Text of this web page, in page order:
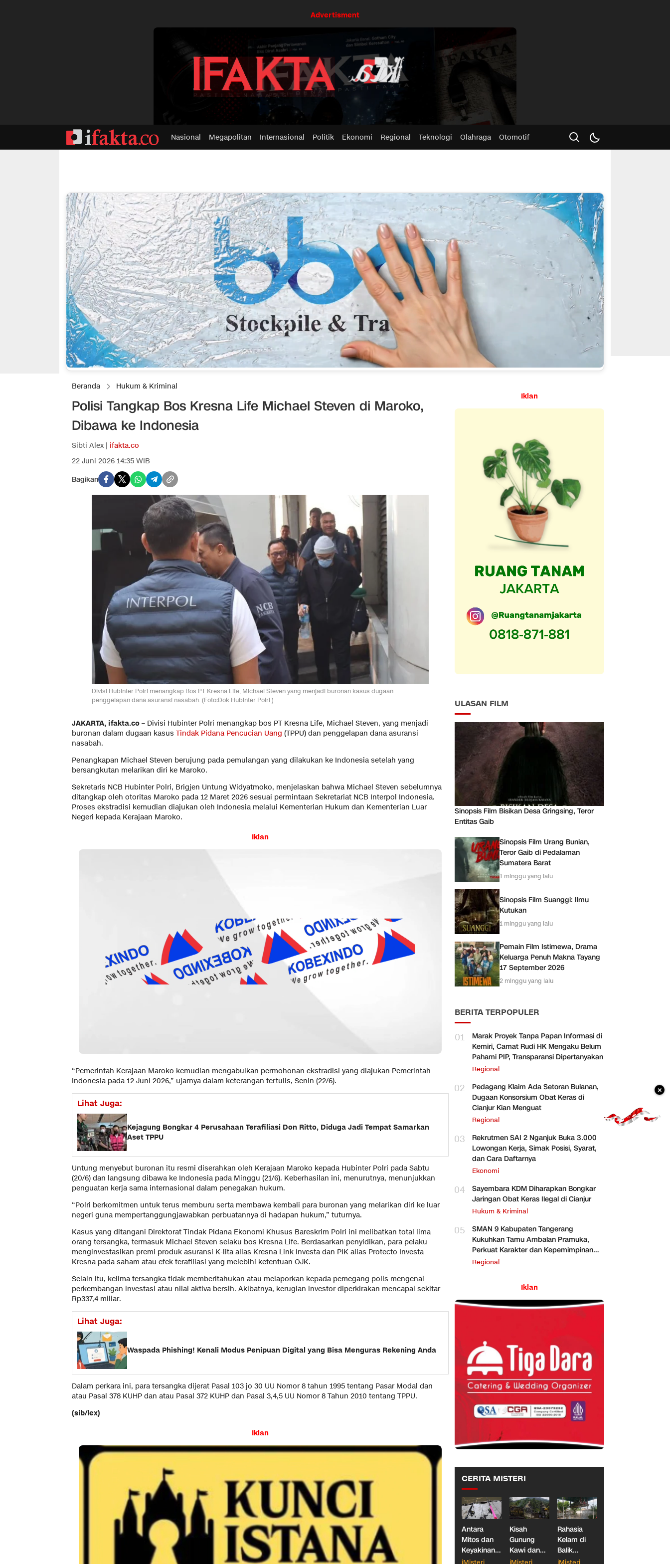
Advertisment
Nasional Megapolitan Internasional Politik Ekonomi Regional Teknologi Olahraga Otomotif
Beranda Hukum & Kriminal
Polisi Tangkap Bos Kresna Life Michael Steven di Maroko,
Dibawa ke Indonesia
Sibti Alex | ifakta.co
22 Juni 2026 14:35 WIB
Bagikan
Divisi Hubinter Polri menangkap Bos PT Kresna Life, Michael Steven yang menjadi buronan kasus dugaan
penggelapan dana asuransi nasabah. (Foto:Dok Hubinter Polri )
JAKARTA, ifakta.co – Divisi Hubinter Polri menangkap bos PT Kresna Life, Michael Steven, yang menjadi
buronan dalam dugaan kasus Tindak Pidana Pencucian Uang (TPPU) dan penggelapan dana asuransi
nasabah.
Penangkapan Michael Steven berujung pada pemulangan yang dilakukan ke Indonesia setelah yang
bersangkutan melarikan diri ke Maroko.
Sekretaris NCB Hubinter Polri, Brigjen Untung Widyatmoko, menjelaskan bahwa Michael Steven sebelumnya
ditangkap oleh otoritas Maroko pada 12 Maret 2026 sesuai permintaan Sekretariat NCB Interpol Indonesia.
Proses ekstradisi kemudian diajukan oleh Indonesia melalui Kementerian Hukum dan Kementerian Luar
Negeri kepada Kerajaan Maroko.
Iklan
“Pemerintah Kerajaan Maroko kemudian mengabulkan permohonan ekstradisi yang diajukan Pemerintah
Indonesia pada 12 Juni 2026,” ujarnya dalam keterangan tertulis, Senin (22/6).
Lihat Juga:
Kejagung Bongkar 4 Perusahaan Terafiliasi Don Ritto, Diduga Jadi Tempat Samarkan
Aset TPPU
Untung menyebut buronan itu resmi diserahkan oleh Kerajaan Maroko kepada Hubinter Polri pada Sabtu
(20/6) dan langsung dibawa ke Indonesia pada Minggu (21/6). Keberhasilan ini, menurutnya, menunjukkan
penguatan kerja sama internasional dalam penegakan hukum.
“Polri berkomitmen untuk terus memburu serta membawa kembali para buronan yang melarikan diri ke luar
negeri guna mempertanggungjawabkan perbuatannya di hadapan hukum,” tuturnya.
Kasus yang ditangani Direktorat Tindak Pidana Ekonomi Khusus Bareskrim Polri ini melibatkan total lima
orang tersangka, termasuk Michael Steven selaku bos Kresna Life. Berdasarkan penyidikan, para pelaku
menginvestasikan premi produk asuransi K-lita alias Kresna Link Investa dan PIK alias Protecto Investa
Kresna pada saham atau efek terafiliasi yang melebihi ketentuan OJK.
Selain itu, kelima tersangka tidak memberitahukan atau melaporkan kepada pemegang polis mengenai
perkembangan investasi atau nilai aktiva bersih. Akibatnya, kerugian investor diperkirakan mencapai sekitar
Rp337,4 miliar.
Lihat Juga:
Waspada Phishing! Kenali Modus Penipuan Digital yang Bisa Menguras Rekening Anda
Dalam perkara ini, para tersangka dijerat Pasal 103 jo 30 UU Nomor 8 tahun 1995 tentang Pasar Modal dan
atau Pasal 378 KUHP dan atau Pasal 372 KUHP dan Pasal 3,4,5 UU Nomor 8 Tahun 2010 tentang TPPU.
(sib/lex)
Iklan
Iklan
ULASAN FILM
Sinopsis Film Bisikan Desa Gringsing, Teror
Entitas Gaib
Sinopsis Film Urang Bunian,
Teror Gaib di Pedalaman
Sumatera Barat
1 minggu yang lalu
Sinopsis Film Suanggi: Ilmu
Kutukan
1 minggu yang lalu
Pemain Film Istimewa, Drama
Keluarga Penuh Makna Tayang
17 September 2026
2 minggu yang lalu
BERITA TERPOPULER
01
Marak Proyek Tanpa Papan Informasi di
Kemiri, Camat Rudi HK Mengaku Belum
Pahami PIP, Transparansi Dipertanyakan
Regional
02
Pedagang Klaim Ada Setoran Bulanan,
Dugaan Konsorsium Obat Keras di
Cianjur Kian Menguat
Regional
03
Rekrutmen SAI 2 Nganjuk Buka 3.000
Lowongan Kerja, Simak Posisi, Syarat,
dan Cara Daftarnya
Ekonomi
04
Sayembara KDM Diharapkan Bongkar
Jaringan Obat Keras Ilegal di Cianjur
Hukum & Kriminal
05
SMAN 9 Kabupaten Tangerang
Kukuhkan Tamu Ambalan Pramuka,
Perkuat Karakter dan Kepemimpinan
Siswa
Regional
Iklan
CERITA MISTERI
Antara
Mitos dan
Keyakinan,
Ketika
Kisah
Gunung
Kawi dan
Dua
Rahasia
Kelam di
Balik
Makam
×